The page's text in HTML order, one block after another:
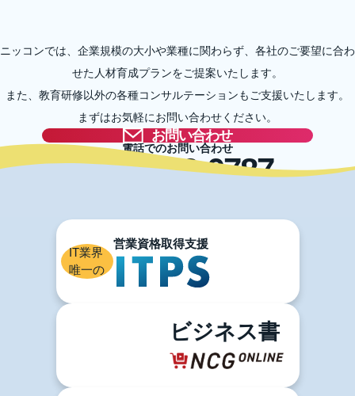
ニッコンでは、企業規模の大小や業種に関わらず、各社のご要望に合わ
せた人材育成プランをご提案いたします。
また、教育研修以外の各種コンサルテーションもご支援いたします。
まずはお気軽にお問い合わせください。
お問い合わせ
電話でのお問い合わせ
03-5996-0787
IT業界
唯一の
ビジネス書